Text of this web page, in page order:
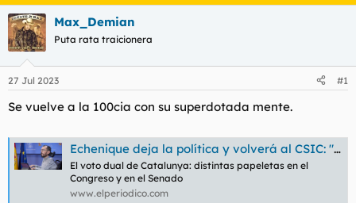
i
c
i
a
d
o
d
l
t
e
h
a
e
i
i
o
Max_Demian
Puta rata traicionera
27 Jul 2023 #1
Se vuelve a la 100cia con su superdotada mente.
Echenique deja la política y volverá al CSIC: "Me voy orgulloso de haber hecho mucho ruido"
El voto dual de Catalunya: distintas papeletas en el
Congreso y en el Senado
www.elperiodico.com